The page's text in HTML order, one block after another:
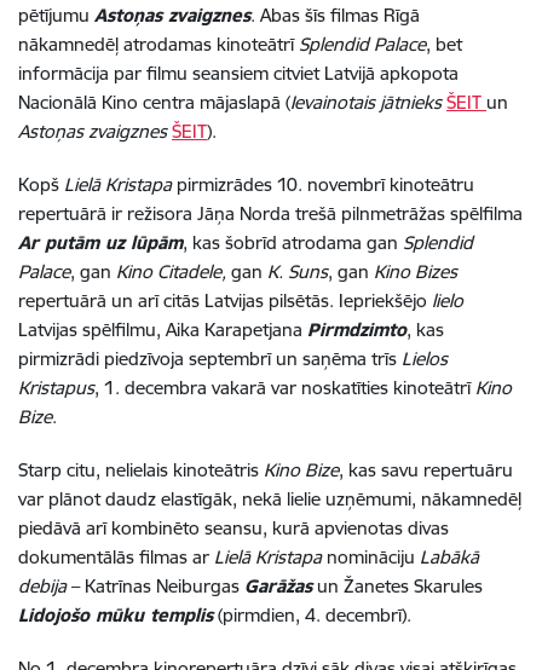
pētījumu Astoņas zvaigznes. Abas šīs filmas Rīgā
nākamnedēļ atrodamas kinoteātrī Splendid Palace, bet
informācija par filmu seansiem citviet Latvijā apkopota
Nacionālā Kino centra mājaslapā (Ievainotais jātnieks ŠEIT un
Astoņas zvaigznes ŠEIT).
Kopš Lielā Kristapapirmizrādes 10. novembrī kinoteātru
repertuārā ir režisora Jāņa Norda trešā pilnmetrāžas spēlfilma
Ar putām uz lūpām, kas šobrīd atrodama gan Splendid
Palace, gan Kino Citadele, gan K. Suns, gan Kino Bizes
repertuārā un arī citās Latvijas pilsētās. Iepriekšējo lielo
Latvijas spēlfilmu, Aika Karapetjana Pirmdzimto, kas
pirmizrādi piedzīvoja septembrī un saņēma trīs Lielos
Kristapus, 1. decembra vakarā var noskatīties kinoteātrī Kino
Bize.
Starp citu, nelielais kinoteātris Kino Bize, kas savu repertuāru
var plānot daudz elastīgāk, nekā lielie uzņēmumi, nākamnedēļ
piedāvā arī kombinēto seansu, kurā apvienotas divas
dokumentālās filmas ar Lielā Kristapanomināciju Labākā
debija– Katrīnas Neiburgas Garāžasun Žanetes Skarules
Lidojošo mūku templis(pirmdien, 4. decembrī).